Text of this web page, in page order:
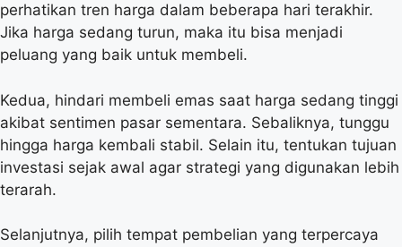
perhatikan tren harga dalam beberapa hari terakhir.
Jika harga sedang turun, maka itu bisa menjadi
peluang yang baik untuk membeli.
Kedua, hindari membeli emas saat harga sedang tinggi
akibat sentimen pasar sementara. Sebaliknya, tunggu
hingga harga kembali stabil. Selain itu, tentukan tujuan
investasi sejak awal agar strategi yang digunakan lebih
terarah.
Selanjutnya, pilih tempat pembelian yang terpercaya